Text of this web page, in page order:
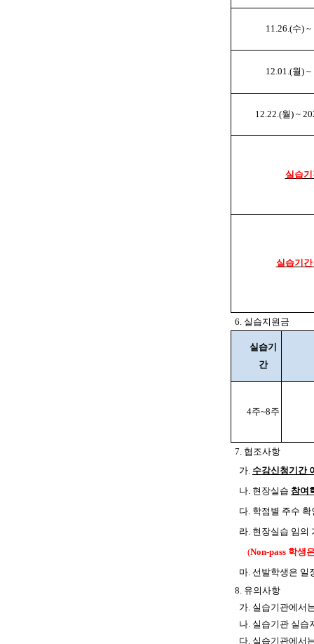
11.26.(수) ~
12.01.(월) ~
12.22.(월) ~
실습
실습기
6. 실습지원금
실습기
간
4주~8주
7. 협조사항
가. 수강신청기간
나. 현장실습 참여
다. 학점별 주수 확
라. 현장실습 임의
(Non-pass 학생
마. 선발학생은 일
8. 유의사항
가. 실습기관에서
나. 실습기관 실습
다. 실습기관에서